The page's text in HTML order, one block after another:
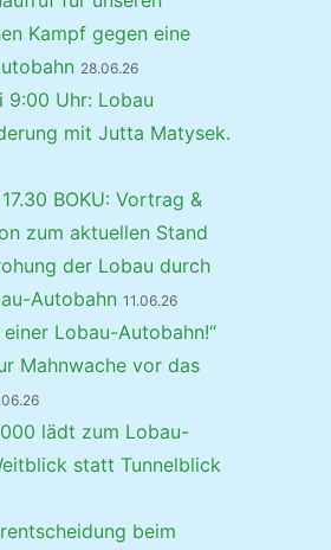
Kampf gegen eine
28.06.26
9:00 Uhr: Lobau
mit Jutta Matysek.
BOKU: Vortrag &
zum aktuellen Stand
der Lobau durch
Autobahn 11.06.26
einer Lobau-Autobahn!“
Mahnwache vor das
lädt zum Lobau-
statt Tunnelblick
beim